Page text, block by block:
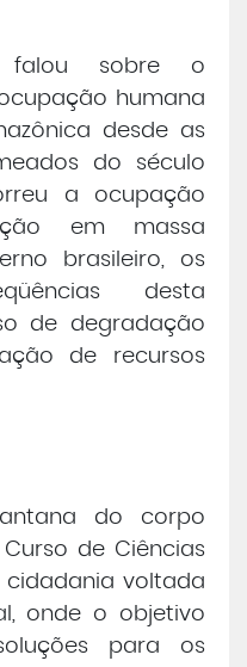
falou sobre o
humana
desde as
do século
a ocupação
em massa
brasileiro, os
desta
de degradação
de recursos
do corpo
de Ciências
cidadania voltada
onde o objetivo
para os